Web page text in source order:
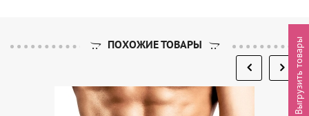
ПОХОЖИЕ ТОВАРЫ Выгрузить товары